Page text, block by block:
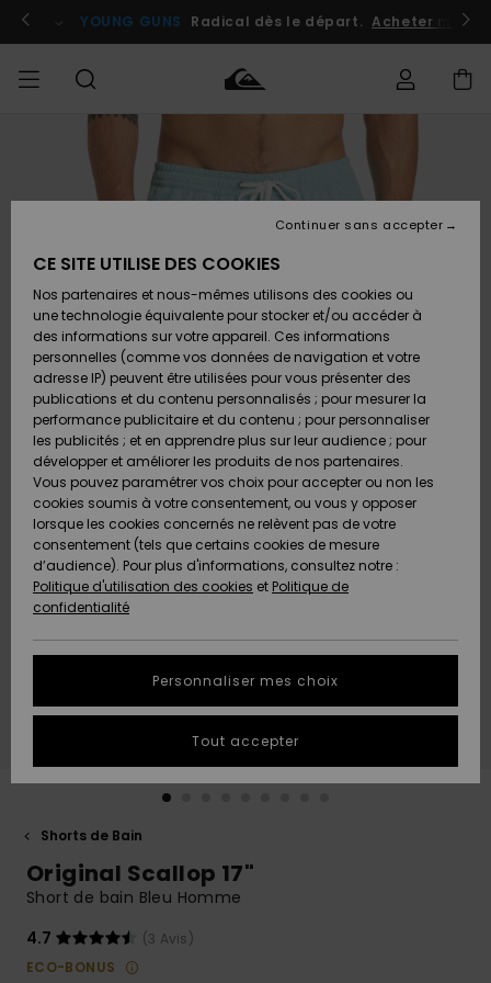
l'information
le
Se connecter / s'inscrire
YOUNG GUNS Radical dès le départ. Acheter
HOMME
Chaussures
& Tongs
Surf
Snow
Nouveautés
A
Découvrir
Chaussures
& Tongs
Surf
Snow
Nouveautés
A
Découvrir
FEMME
A
Découvrir
Snow
SURF
Shop
Surf
Shop
Enfant
Highlights
Communauté
SNOW
Shop
Snow
Shop
Enfant
Snow
Shop
Femme
A
Découvrir
Communauté
OUTLET
Homme
Enfant
Outlet
Femme
AIDE &
CONTACT
Accéder à
ma
commande
Retours
Paiement
Carte
Cadeau
Quiksilver
Freedom
Protection
des
tailles
conversation
plus rapide
à votre
Démarrer
MAGASINS
QUIKSILVER
Shorts de Bain
Original Scallop 17"
Short de bain Bleu Homme
4.7
(3 Avis)
ECO-BONUS
CE SITE UTILISE DES COOKIES
Nos partenaires et nous-mêmes utilisons des cookies ou
une technologie équivalente pour stocker et/ou accéder à
des informations sur votre appareil. Ces informations
personnelles (comme vos données de navigation et votre
adresse IP) peuvent être utilisées pour vous présenter des
publications et du contenu personnalisés ; pour mesurer la
performance publicitaire et du contenu ; pour personnaliser
les publicités ; et en apprendre plus sur leur audience ; pour
développer et améliorer les produits de nos partenaires.
Vous pouvez paramétrer vos choix pour accepter ou non les
cookies soumis à votre consentement, ou vous y opposer
lorsque les cookies concernés ne relèvent pas de votre
consentement (tels que certains cookies de mesure
d’audience). Pour plus d'informations, consultez notre :
Politique d'utilisation des cookies et Politique de
confidentialité
Personnaliser mes choix
Continuer sans accepter
Tout accepter